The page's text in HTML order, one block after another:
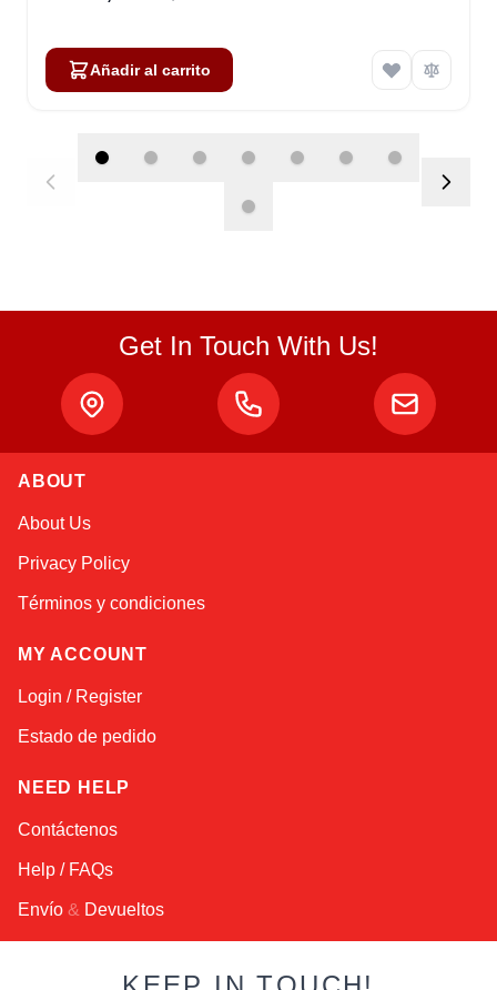
Añadir al carrito
Get In Touch With Us!
ABOUT
About Us
Privacy Policy
Términos y condiciones
MY ACCOUNT
Login / Register
Estado de pedido
NEED HELP
Contáctenos
Help / FAQs
Envío & Devueltos